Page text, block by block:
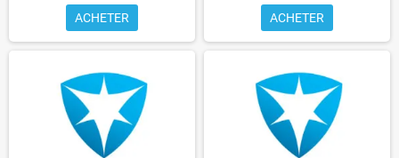
ACHETER ACHETER